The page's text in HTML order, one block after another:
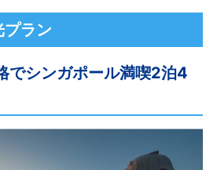
ラン
でシンガポール満喫2泊4